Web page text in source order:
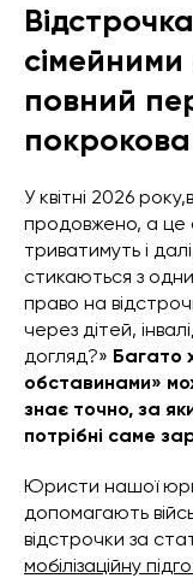
Відстрочка
повний
покрокова
У квітні 2026
продовжено, а це
триватимуть і
стикаються з
право на
через дітей,
догляд?» Багато
обставинами»
знає точно, за
потрібні саме
Юристи нашої
допомагають
відстрочки за
мобілізаційну